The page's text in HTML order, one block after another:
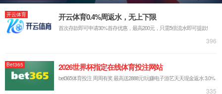
中外合作办学项目：
爱尔兰格里菲斯学院
Griffith College, Ireland
中美121项目：
美国内布拉斯加州立大
学卡尼尔校区University
金融学和经济学